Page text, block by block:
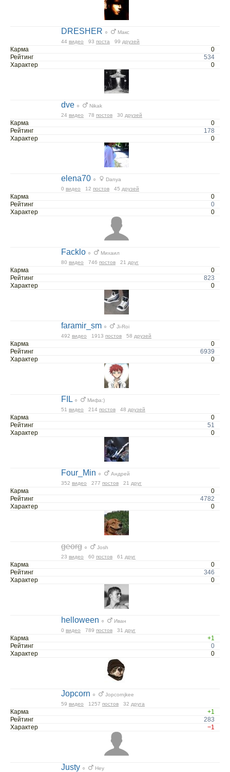
DRESHER ○
Макс
44 видео 93 поста 99 друзей
Карма
0
Рейтинг
534
Характер
0
dve ○
Nikak
24 видео 78 постов 30 друзей
Карма
0
Рейтинг
178
Характер
0
elena70 ○
Danya
0 видео 12 постов 45 друзей
Карма
0
Рейтинг
0
Характер
0
Facklo ○
Михаил
80 видео 746 постов 21 друг
Карма
0
Рейтинг
823
Характер
0
faramir_sm ○
Ji-Roi
492 видео 1913 постов 58 друзей
Карма
0
Рейтинг
6939
Характер
0
FIL ○
Мифа:)
51 видео 214 постов 48 друзей
Карма
0
Рейтинг
51
Характер
0
Four_Min ○
Андрей
352 видео 277 постов 21 друг
Карма
0
Рейтинг
4782
Характер
0
georg ○
Josh
23 видео 60 постов 61 друг
Карма
0
Рейтинг
346
Характер
0
helloween ○
Иван
0 видео 789 постов 31 друг
Карма
+1
Рейтинг
0
Характер
0
Jopcorn ○
Jopcornjkee
59 видео 1257 постов 32 друга
Карма
+1
Рейтинг
283
Характер
−1
Justy ○
Hey